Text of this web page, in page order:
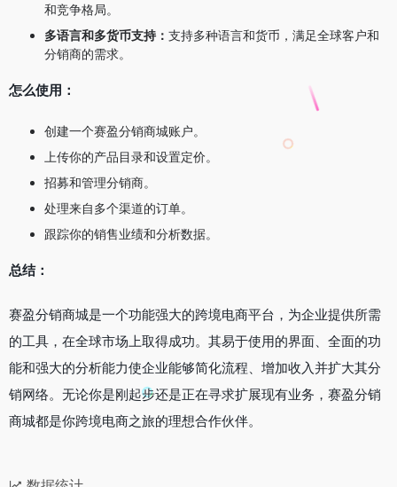
和竞争格局。
多语言和多货币支持： 支持多种语言和货币，满足全球客户和
分销商的需求。
怎么使用：
创建一个赛盈分销商城账户。
上传你的产品目录和设置定价。
招募和管理分销商。
处理来自多个渠道的订单。
跟踪你的销售业绩和分析数据。
总结：
赛盈分销商城是一个功能强大的跨境电商平台，为企业提供所需
的工具，在全球市场上取得成功。其易于使用的界面、全面的功
能和强大的分析能力使企业能够简化流程、增加收入并扩大其分
销网络。无论你是刚起步还是正在寻求扩展现有业务，赛盈分销
商城都是你跨境电商之旅的理想合作伙伴。